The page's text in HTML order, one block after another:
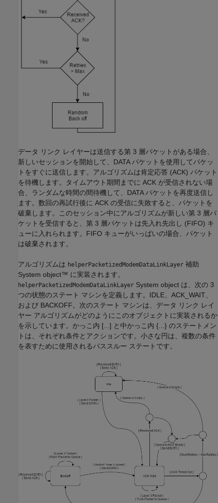
データ リンク レイヤーは送信する第 3 層パケットがある場合、
新しいセッションを開始して、DATA パケットを使用してパケッ
トをすぐに送信します。アルゴリズムは肯定応答 (ACK) パケット
を待機します。タイムアウト期間までに ACK が受信されない場
合、ランダムな時間の間待機して、DATA パケットを再度送信し
ます。数回の再試行後に ACK の受信に失敗すると、パケットを
破棄します。このセッション中にアルゴリズムが新しい第 3 層パ
ケットを受信すると、第 3 層パケットは先入れ先出し (FIFO) キ
ューに入れられます。FIFO キューがいっぱいの場合、パケット
は破棄されます。
アルゴリズムは helperPacketizedModemDataLinkLayer 補助
System object™ に実装されます。
helperPacketizedModemDataLinkLayer System object は、次の 3
つの状態のステート マシンを定義します。IDLE、ACK_WAIT、
および BACKOFF。次のステート マシンは、データ リンク レイ
ヤー アルゴリズムがどのようにこのオブジェクトに実装されるか
を示しています。かっこ内 [...] と中かっこ内 {...} のステートメン
トは、それぞれ条件とアクションです。小さな円は、複数の条件
を表すために使用されるパススルー ステートです。